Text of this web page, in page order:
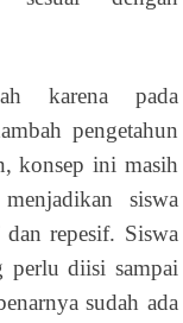
karena pada
pengetahun
konsep ini masih
siswa
repesif. Siswa
perlu diisi sampai
sudah ada